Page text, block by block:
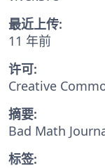
最近上传:
11 年前
许可:
Creative
摘要:
Bad Math
标签: